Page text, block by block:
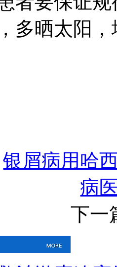
多晒太阳
银屑病用哈
病
下一